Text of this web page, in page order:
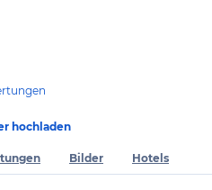
hochladen
Bilder Hotels